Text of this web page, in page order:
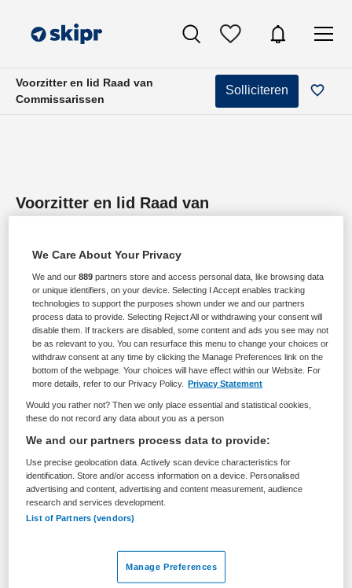
Voorzitter en lid Raad van
Commissarissen
Solliciteren
Voorzitter en lid Raad van
Fivoor (via Ebbinge), Poortugaal
VAKGEBIED
Zorgmanagement
FUNCTIE
Voorzitter Raad van Commissarissen
Overige Vaste aanstelling
PLAATSINGSDATUM
18 september 2025
NIVEAU
WO
ERVARING
Ervaren
DIENSTVERBAND
Vacature niet beschikbaar
We Care About Your Privacy
We and our889 partners store and access personal data, like browsing data
or unique identifiers, on your device. Selecting I Accept enables tracking
technologies to support the purposes shown under we and our partners
process data to provide. Selecting Reject All or withdrawing your consent will
disable them. If trackers are disabled, some content and ads you see may not
be as relevant to you. You can resurface this menu to change your choices or
withdraw consent at any time by clicking the Manage Preferences link on the
bottom of the webpage. Your choices will have effect within our Website. For
more details, refer to our Privacy Policy.
Privacy Statement
Would you rather not? Then we only place essential and statistical cookies,
these do not record any data about you as a person
We and our partners process data to provide:
Use precise geolocation data. Actively scan device characteristics for
identification. Store and/or access information on a device. Personalised
advertising and content, advertising and content measurement, audience
research and services development.
List of Partners (vendors)
Manage Preferences